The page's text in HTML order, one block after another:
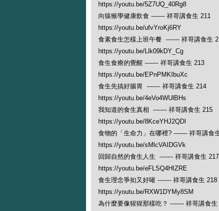
https://youtu.be/5Z7UQ_40Rg8
向猿猴學健康飲食 ------- 祥哥講食生 211
https://youtu.be/ufvYroKj6RY
食素食生怎樣上班午餐 ------- 祥哥講食生
https://youtu.be/Llk09kDY_Cg
食生食療的覺醒 ------- 祥哥講食生 213
https://youtu.be/EPnPMKIbuXc
食生先搞好腸胃 ------- 祥哥講食生 214
https://youtu.be/4eVo4WUlBHs
我知道的食生真相 ------- 祥哥講食生 215
https://youtu.be/8KceYHJ2QDI
食物的「生命力」在哪裡? ------- 祥哥講食
https://youtu.be/sMlcVAIDGVk
回歸自然的食生人生 ------- 祥哥講食生 217
https://youtu.be/eFLSQ4HIZRE
食生理念爭抝又好啫 ------- 祥哥講食生 218
https://youtu.be/RXW1DYMy8SM
為什麼要像猩猩那樣吃？ ------- 祥哥講食生